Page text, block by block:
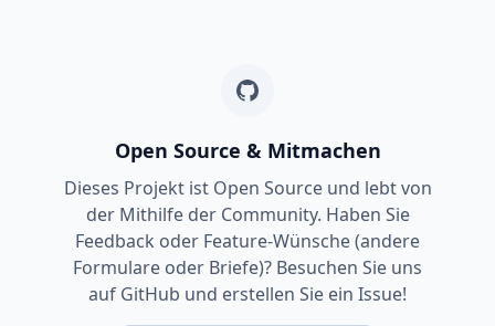
Open Source & Mitmachen
Dieses Projekt ist Open Source und lebt von
der Mithilfe der Community. Haben Sie
Feedback oder Feature-Wünsche (andere
Formulare oder Briefe)? Besuchen Sie uns
auf GitHub und erstellen Sie ein Issue!